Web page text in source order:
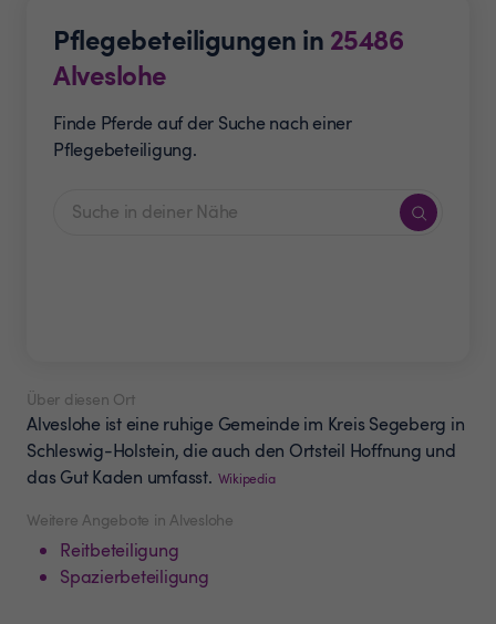
Pflegebeteiligungen in 25486
Alveslohe
Finde Pferde auf der Suche nach einer
Pflegebeteiligung.
Weitere Angebote in Alveslohe
Reitbeteiligung
Spazierbeteiligung
Über diesen Ort
Alveslohe ist eine ruhige Gemeinde im Kreis Segeberg in
Schleswig-Holstein, die auch den Ortsteil Hoffnung und
das Gut Kaden umfasst. Wikipedia